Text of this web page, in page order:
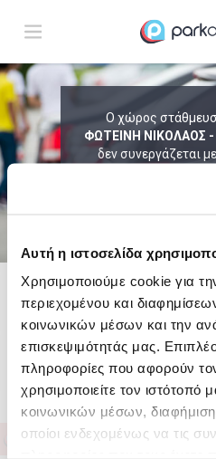
Αυτή η ιστοσελίδα
Χρησιμοποιούμε cookie για
περιεχομένου και
κοινωνικών μέσων και την
επισκεψιμότητάς μας.
πληροφορίες που αφορούν
χρησιμοποιείτε τον ιστότοπό
κοινωνικών μέσων,
οποίοι ενδεχομένως να τις
Ο χώρος
ΦΩΤΕΙΝΗ ΝΙΚΟΛΑΟΣ
δεν συνεργάζεται
ΤΟ PARKAROUND
Δες τώρα τα parking στο
και
ΑΦΙΞΗ Πεμ 06 Αυγ 20:15